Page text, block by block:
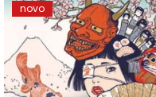
novo